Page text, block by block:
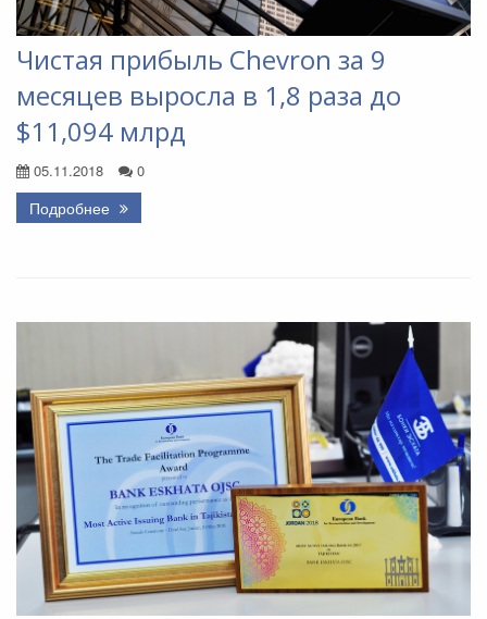
Чистая прибыль Chevron за 9
месяцев выросла в 1,8 раза до
$11,094 млрд
05.11.2018 0
Подробнее